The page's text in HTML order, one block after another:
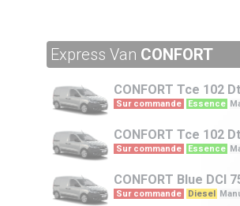
Express Van CONFORT
CONFORT Tce 102
Sur commande Essence
CONFORT Tce 102
Sur commande Essence
CONFORT Blue DCI
Sur commande Diesel